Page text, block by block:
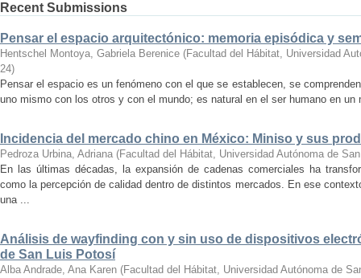
Recent Submissions
Pensar el espacio arquitectónico: memoria episódica y
Hentschel Montoya, Gabriela Berenice (Facultad del Hábitat, Universidad
24)
Pensar el espacio es un fenómeno con el que se establecen, se
uno mismo con los otros y con el mundo; es natural en el ser humano en
Incidencia del mercado chino en México: Miniso y sus
Pedroza Urbina, Adriana (Facultad del Hábitat, Universidad Autónoma de
En las últimas décadas, la expansión de cadenas comerciales ha
como la percepción de calidad dentro de distintos mercados. En ese
una ...
Análisis de wayfinding con y sin uso de dispositivos
de San Luis Potosí
Alba Andrade, Ana Karen (Facultad del Hábitat, Universidad Autónoma de